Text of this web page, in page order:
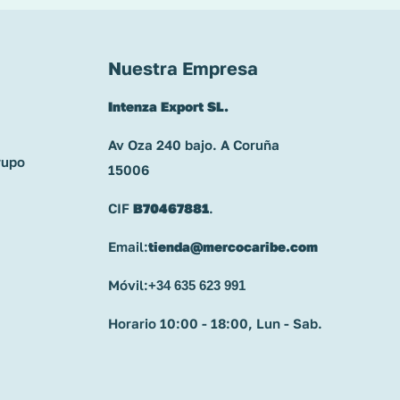
Nuestra Empresa
Intenza Export SL.
Av Oza 240 bajo. A Coruña
15006
CIF B70467881.
Email:tienda@mercocaribe.com
Móvil:+34 635 623 991
Horario 10:00 - 18:00, Lun - Sab.